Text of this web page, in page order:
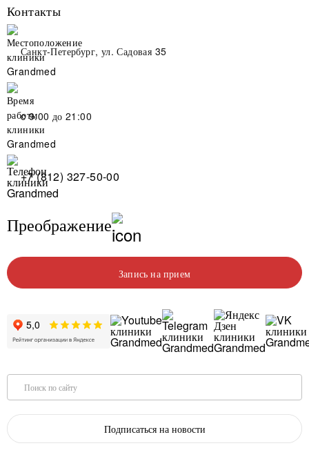
Контакты
Санкт-Петербург, ул. Садовая 35
c 9:00 до 21:00
+7 (812) 327-50-00
Преображение
Запись на прием
Поиск по сайту
Подписаться на новости